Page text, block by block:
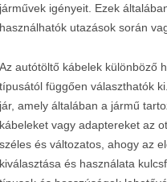
járművek igényeit. Ezek
használhatók utazások során
Az autótöltő kábelek különböző
típusától függően választhatók
jár, amely általában a jármű
kábeleket vagy adaptereket az
széles és változatos, ahogy az
kiválasztása és használata